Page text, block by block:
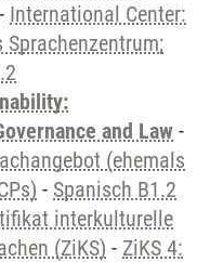
- International Center:
and Law -
(ehemals
- Spanisch B1.2
interkulturelle
(ZiKS) - ZiKS 4: